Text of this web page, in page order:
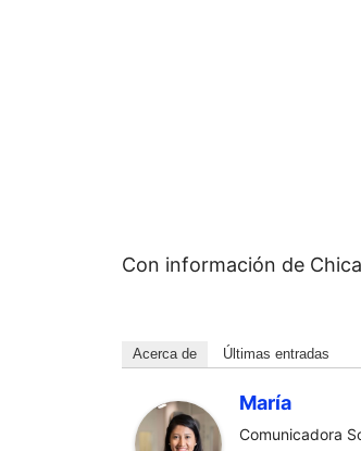
Con información de
Acerca de Últimas entradas
María
Comunicadora